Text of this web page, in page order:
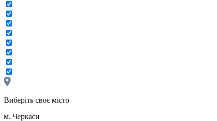
Виберіть своє місто
м. Черкаси